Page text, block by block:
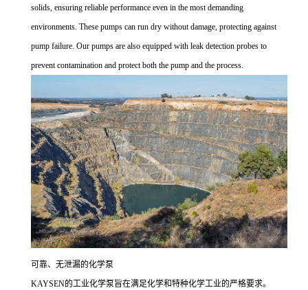
solids, ensuring reliable performance even in the most demanding
environments. These pumps can run dry without damage, protecting against
pump failure. Our pumps are also equipped with leak detection probes to
prevent contamination and protect both the pump and the process.
可靠、无泄漏的化学泵
KAYSEN的工业化学泵旨在满足化学和特种化学工业的严格要求。